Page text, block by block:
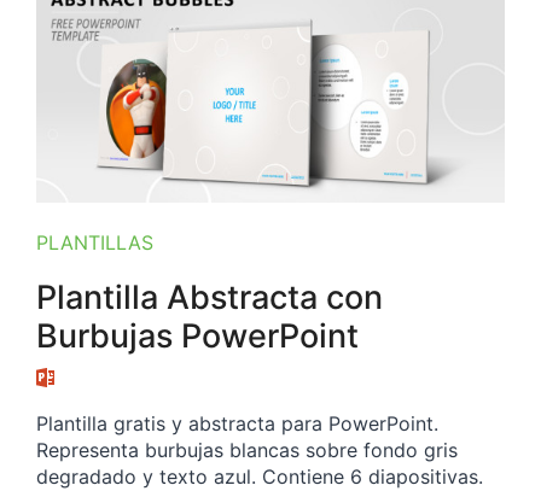
PLANTILLAS
Plantilla Abstracta con
Burbujas PowerPoint
Plantilla gratis y abstracta para PowerPoint.
Representa burbujas blancas sobre fondo gris
degradado y texto azul. Contiene 6 diapositivas.